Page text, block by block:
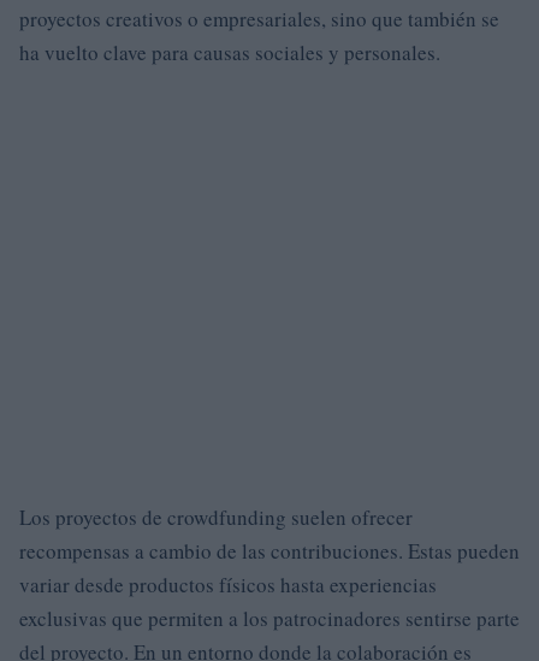
proyectos creativos o empresariales, sino que también se
ha vuelto clave para causas sociales y personales.
Los proyectos de crowdfunding suelen ofrecer
recompensas a cambio de las contribuciones. Estas pueden
variar desde productos físicos hasta experiencias
exclusivas que permiten a los patrocinadores sentirse parte
del proyecto. En un entorno donde la colaboración es